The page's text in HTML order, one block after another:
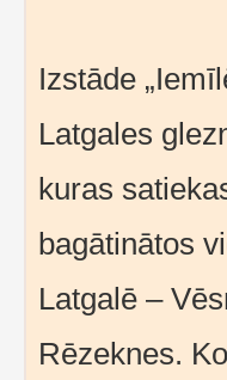
Izstāde
Latgales
kuras
bagātinātos
Latgalē –
Rēzeknes.